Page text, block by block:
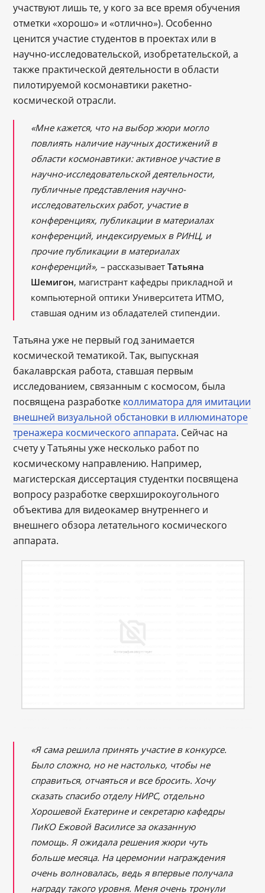
участвуют лишь те, у кого за все время обучения
отметки «хорошо» и «отлично»). Особенно
ценится участие студентов в проектах или в
научно-исследовательской, изобретательской, а
также практической деятельности в области
пилотируемой космонавтики ракетно-
космической отрасли.
«Мне кажется, что на выбор жюри могло
повлиять наличие научных достижений в
области космонавтики: активное участие в
научно-исследовательской деятельности,
публичные представления научно-
исследовательских работ, участие в
конференциях, публикации в материалах
конференций, индексируемых в РИНЦ, и
прочие публикации в материалах
конференций», – рассказываетТатьяна
Шемигон, магистрант кафедры прикладной и
компьютерной оптики Университета ИТМО,
ставшая одним из обладателей стипендии.
Татьяна уже не первый год занимается
космической тематикой. Так, выпускная
бакалаврская работа, ставшая первым
исследованием, связанным с космосом, была
посвящена разработке коллиматора для имитации
внешней визуальной обстановки в иллюминаторе
тренажера космического аппарата. Сейчас на
счету у Татьяны уже несколько работ по
космическому направлению. Например,
магистерская диссертация студентки посвящена
вопросу разработке сверхширокоугольного
объектива для видеокамер внутреннего и
внешнего обзора летательного космического
аппарата.
«Я сама решила принять участие в конкурсе.
Было сложно, но не настолько, чтобы не
справиться, отчаяться и все бросить. Хочу
сказать спасибо отделу НИРС, отдельно
Хорошевой Екатерине и секретарю кафедры
ПиКО Ежовой Василисе за оказанную
помощь. Я ожидала решения жюри чуть
больше месяца. На церемонии награждения
очень волновалась, ведь я впервые получала
награду такого уровня. Меня очень тронули